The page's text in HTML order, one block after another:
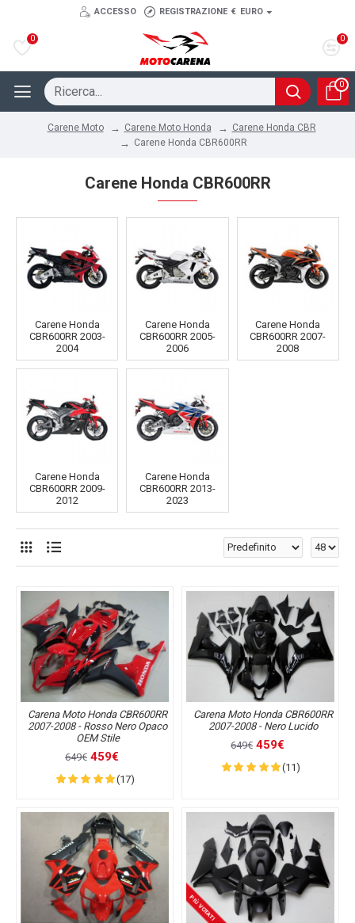
ACCESSO REGISTRAZIONE € EURO
0 0
0
Carene Moto Carene Moto Honda
Carene Honda CBR
Carene Honda CBR600RR
Carene Honda CBR600RR
Carene Honda
CBR600RR 2003-
2004
Carene Honda
CBR600RR 2005-
2006
Carene Honda
CBR600RR 2007-
2008
Carene Honda
CBR600RR 2009-
2012
Carene Honda
CBR600RR 2013-
2023
Carena Moto Honda CBR600RR
2007-2008 - Rosso Nero Opaco
OEM Stile
649€ 459€
(17)
Carena Moto Honda CBR600RR
2007-2008 - Nero Lucido
649€ 459€
(11)
PIÙ VOTATI